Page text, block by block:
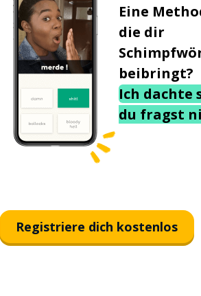
Eine
die dir
beibringt?
Ich dachte
du fragst
Registriere dich kostenlos